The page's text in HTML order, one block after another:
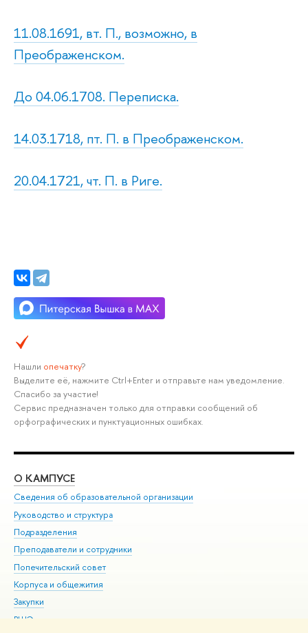
11.08.1691, вт. П., возможно, в
Преображенском.
До 04.06.1708. Переписка.
14.03.1718, пт. П. в Преображенском.
20.04.1721, чт. П. в Риге.
Нашли опечатку?
Выделите её, нажмите Ctrl+Enter и отправьте нам уведомление.
Спасибо за участие!
Сервис предназначен только для отправки сообщений об
орфографических и пунктуационных ошибках.
О КАМПУСЕ
Сведения об образовательной организации
Руководство и структура
Подразделения
Преподаватели и сотрудники
Попечительский совет
Корпуса и общежития
Закупки
ВШЭ для студентов с ограниченными возможностями